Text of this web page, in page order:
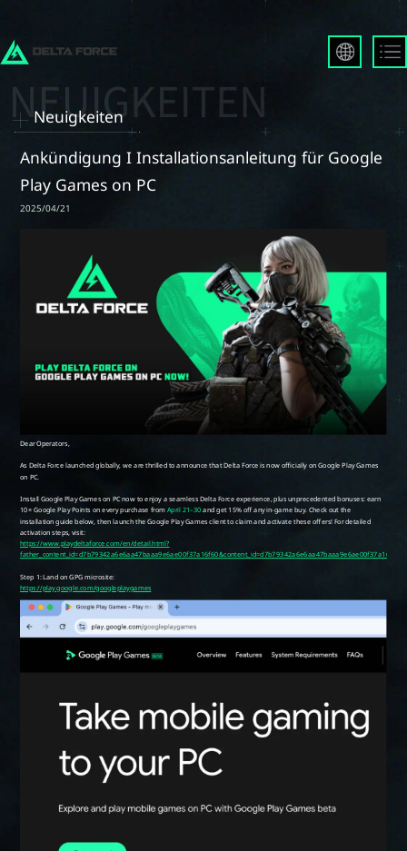
Deutsch
Português
한국어
日本語
Türkçe
Neuigkeiten
Ankündigung I Installationsanleitung für Google
Play Games on PC
2025/04/21